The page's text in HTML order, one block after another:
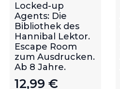
Locked-up
Agents: Die
Bibliothek des
Hannibal Lektor.
Escape Room
zum Ausdrucken.
Ab 8 Jahre.
12,99 €